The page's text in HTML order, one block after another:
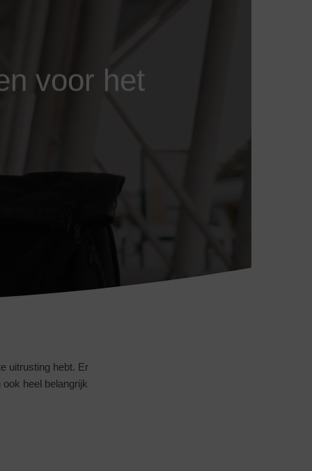
voor het
uitrusting hebt. Er
heel belangrijk